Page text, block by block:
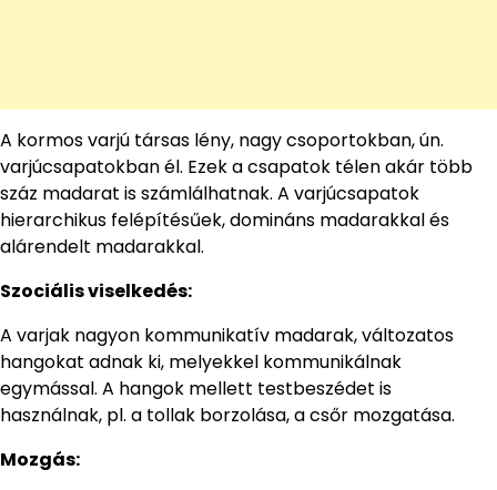
A kormos varjú társas lény, nagy csoportokban, ún.
varjúcsapatokban él. Ezek a csapatok télen akár több
száz madarat is számlálhatnak. A varjúcsapatok
hierarchikus felépítésűek, domináns madarakkal és
alárendelt madarakkal.
Szociális viselkedés:
A varjak nagyon kommunikatív madarak, változatos
hangokat adnak ki, melyekkel kommunikálnak
egymással. A hangok mellett testbeszédet is
használnak, pl. a tollak borzolása, a csőr mozgatása.
Mozgás: